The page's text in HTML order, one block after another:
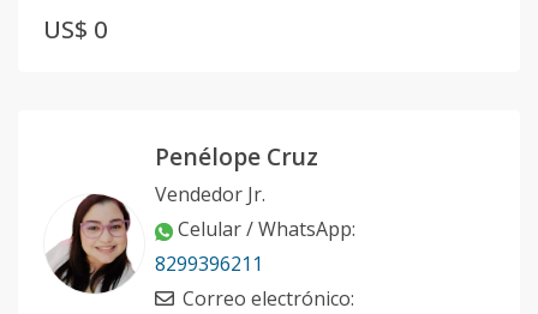
US$ 0
Penélope Cruz
Vendedor Jr.
Celular / WhatsApp:
8299396211
Correo electrónico: